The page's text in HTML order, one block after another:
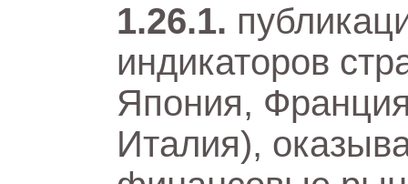
индикаторов
Япония,
Италия),